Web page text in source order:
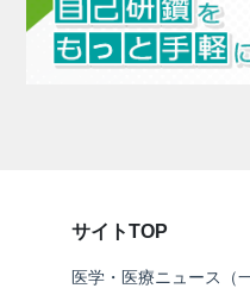
サイトTOP
医学・医療ニュース（